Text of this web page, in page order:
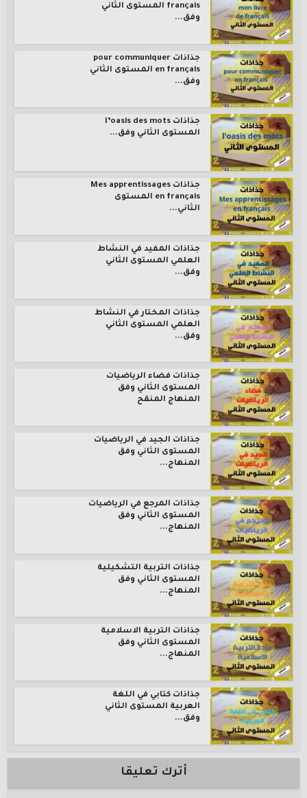
français المستوى الثاني
وفق...
جذاذات pour communiquer
en français المستوى الثاني
وفق...
جذاذات l’oasis des mots
المستوى الثاني وفق...
جذاذات Mes apprentissages
en français المستوى
الثاني...
جذاذات المفيد في النشاط
العلمي المستوى الثاني
وفق...
جذاذات المختار في النشاط
العلمي المستوى الثاني
وفق...
جذاذات فضاء الرياضيات
المستوى الثاني وفق
المنهاج المنقح
جذاذات الجيد في الرياضيات
المستوى الثاني وفق
المنهاج...
جذاذات المرجع في الرياضيات
المستوى الثاني وفق
المنهاج...
جذاذات التربية التشكيلية
المستوى الثاني وفق
المنهاج...
جذاذات التربية الاسلامية
المستوى الثاني وفق
المنهاج...
جذاذات كتابي في اللغة
العربية المستوى الثاني
وفق...
أترك تعليقا